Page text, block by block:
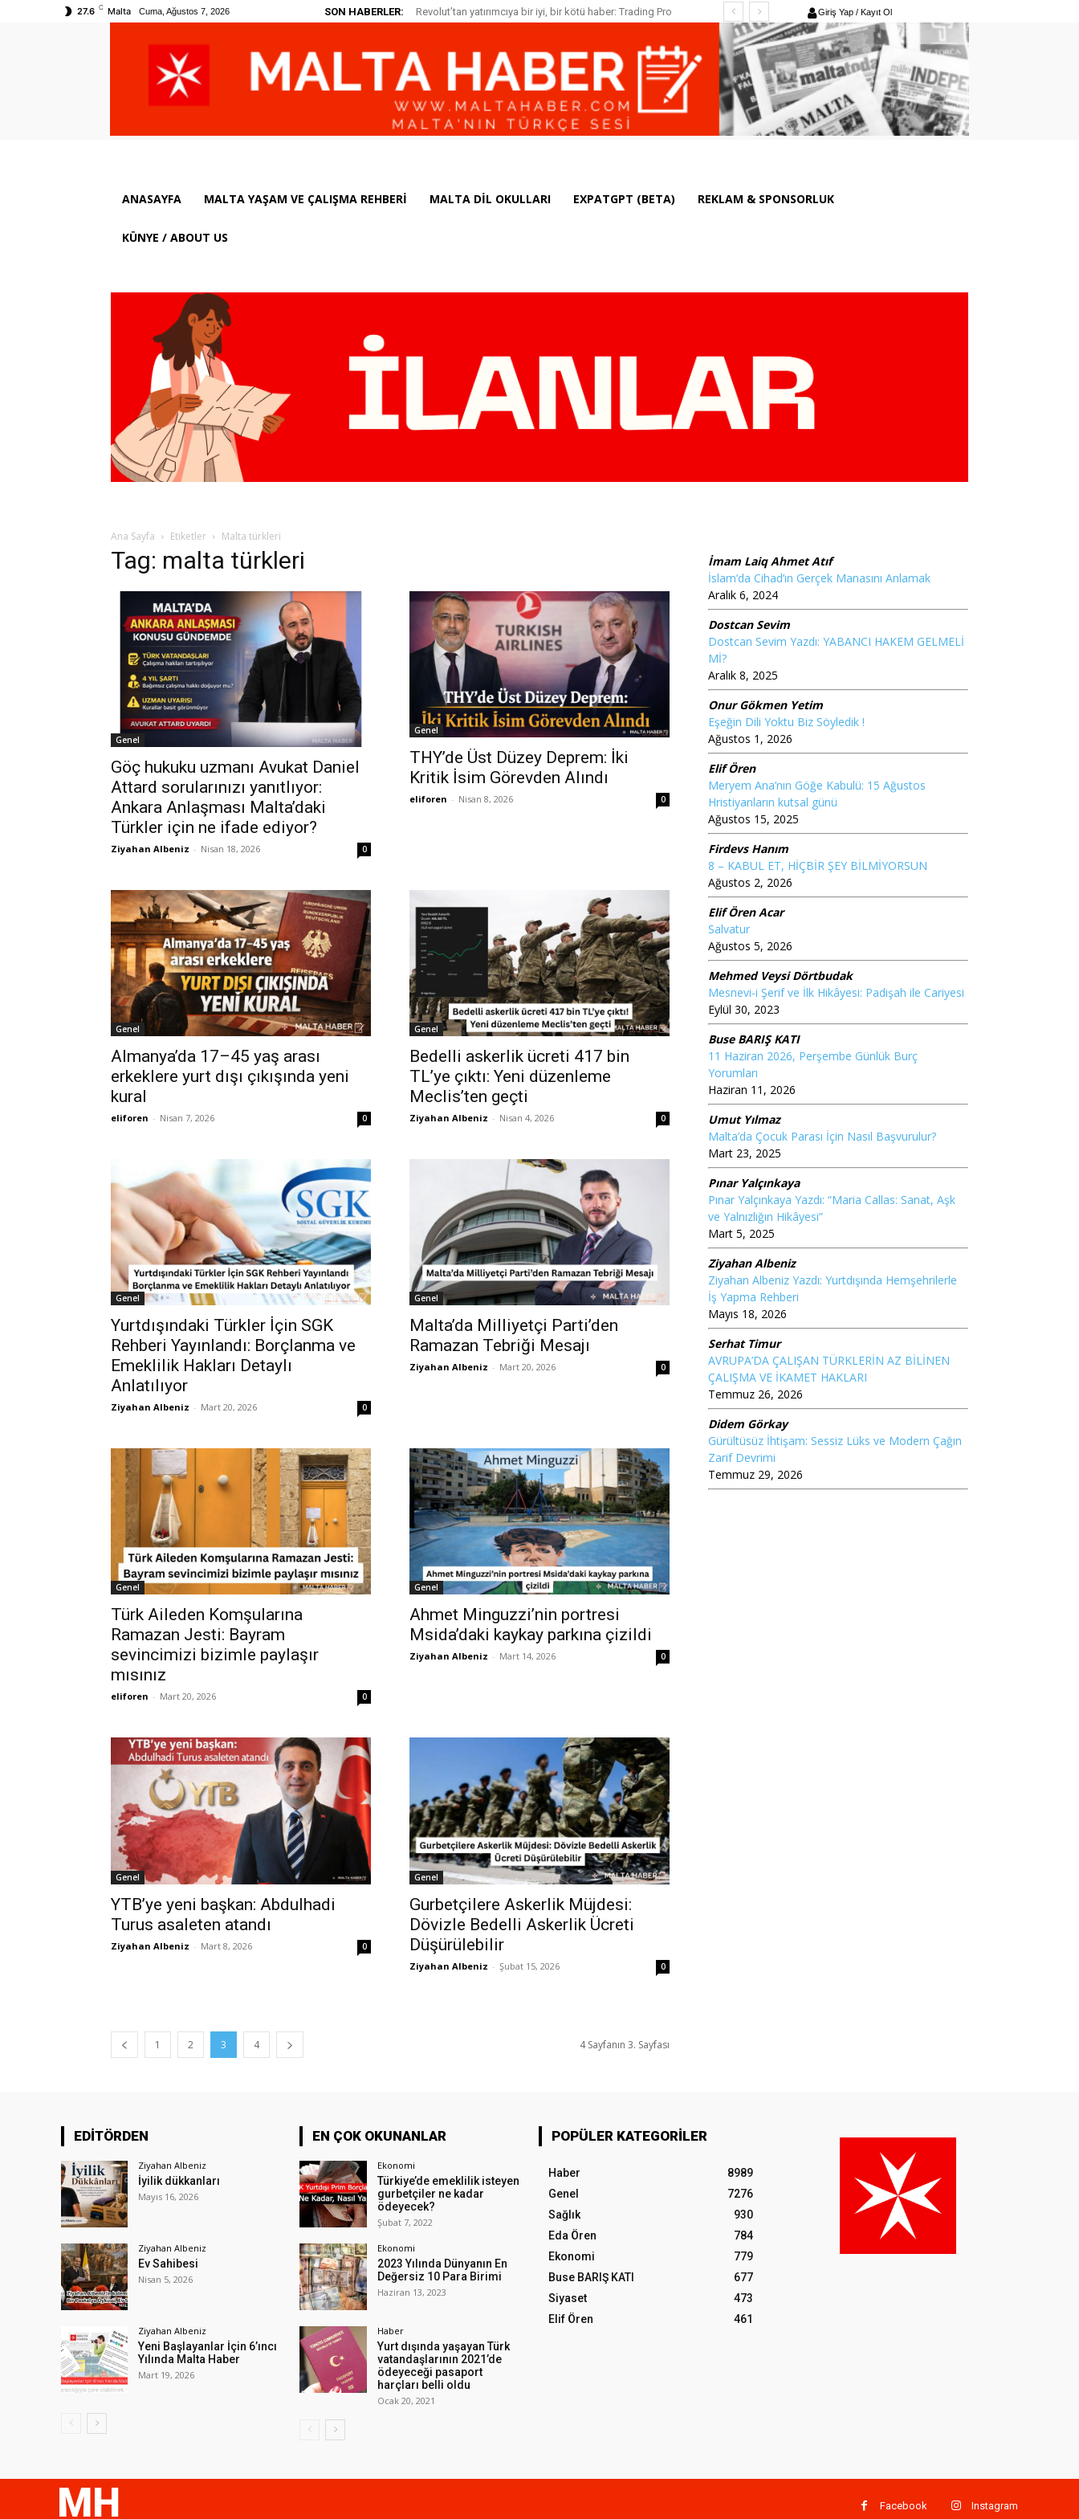
27.6 C Malta Cuma, Ağustos 7, 2026 SON HABERLER:
Revolut’tan yatırımcıya bir iyi, bir kötü haber: Trading Pro
Giriş Yap / Kayıt Ol
ANASAYFA MALTA YAŞAM VE ÇALIŞMA REHBERI MALTA DIL OKULLARI EXPATGPT (BETA) REKLAM & SPONSORLUK
KÜNYE / ABOUT US
Ana Sayfa Etiketler Malta türkleri
Tag: malta türkleri
Genel
Göç hukuku uzmanı Avukat Daniel
Attard sorularınızı yanıtlıyor:
Ankara Anlaşması Malta’daki
Türkler için ne ifade ediyor?
Ziyahan Albeniz - Nisan 18, 2026 0
Genel
THY’de Üst Düzey Deprem: İki
Kritik İsim Görevden Alındı
eliforen - Nisan 8, 2026 0
Genel
Almanya’da 17–45 yaş arası
erkeklere yurt dışı çıkışında yeni
kural
eliforen - Nisan 7, 2026 0
Genel
Bedelli askerlik ücreti 417 bin
TL’ye çıktı: Yeni düzenleme
Meclis’ten geçti
Ziyahan Albeniz - Nisan 4, 2026 0
Genel
Yurtdışındaki Türkler İçin SGK
Rehberi Yayınlandı: Borçlanma ve
Emeklilik Hakları Detaylı
Anlatılıyor
Ziyahan Albeniz - Mart 20, 2026 0
Genel
Malta’da Milliyetçi Parti’den
Ramazan Tebriği Mesajı
Ziyahan Albeniz - Mart 20, 2026 0
Genel
Türk Aileden Komşularına
Ramazan Jesti: Bayram
sevincimizi bizimle paylaşır
mısınız
eliforen - Mart 20, 2026 0
Genel
Ahmet Minguzzi’nin portresi
Msida’daki kaykay parkına çizildi
Ziyahan Albeniz - Mart 14, 2026 0
Genel
YTB’ye yeni başkan: Abdulhadi
Turus asaleten atandı
Ziyahan Albeniz - Mart 8, 2026 0
Genel
Gurbetçilere Askerlik Müjdesi:
Dövizle Bedelli Askerlik Ücreti
Düşürülebilir
Ziyahan Albeniz - Şubat 15, 2026 0
1 2 3 4 4 Sayfanın 3. Sayfası
İmam Laiq Ahmet Atıf
İslam’da Cihad’ın Gerçek Manasını Anlamak
Aralık 6, 2024
Dostcan Sevim
Dostcan Sevim Yazdı: YABANCI HAKEM GELMELİ
Mİ?
Aralık 8, 2025
Onur Gökmen Yetim
Eşeğin Dili Yoktu Biz Söyledik !
Ağustos 1, 2026
Elif Ören
Meryem Ana’nın Göğe Kabulü: 15 Ağustos
Hristiyanların kutsal günü
Ağustos 15, 2025
Firdevs Hanım
8 – KABUL ET, HİÇBİR ŞEY BİLMİYORSUN
Ağustos 2, 2026
Elif Ören Acar
Salvatur
Ağustos 5, 2026
Mehmed Veysi Dörtbudak
Mesnevi-i Şerif ve İlk Hikâyesi: Padişah ile Cariyesi
Eylül 30, 2023
Buse BARIŞ KATI
11 Haziran 2026, Perşembe Günlük Burç
Yorumları
Haziran 11, 2026
Umut Yılmaz
Malta’da Çocuk Parası İçin Nasıl Başvurulur?
Mart 23, 2025
Pınar Yalçınkaya
Pınar Yalçınkaya Yazdı: “Maria Callas: Sanat, Aşk
ve Yalnızlığın Hikâyesi”
Mart 5, 2025
Ziyahan Albeniz
Ziyahan Albeniz Yazdı: Yurtdışında Hemşehrilerle
İş Yapma Rehberi
Mayıs 18, 2026
Serhat Timur
AVRUPA’DA ÇALIŞAN TÜRKLERİN AZ BİLİNEN
ÇALIŞMA VE İKAMET HAKLARI
Temmuz 26, 2026
Didem Görkay
Gürültüsüz İhtişam: Sessiz Lüks ve Modern Çağın
Zarif Devrimi
Temmuz 29, 2026
EDİTÖRDEN
Ziyahan Albeniz
İyilik dükkanları
Mayıs 16, 2026
Ziyahan Albeniz
Ev Sahibesi
Nisan 5, 2026
Ziyahan Albeniz
Yeni Başlayanlar İçin 6’ıncı
Yılında Malta Haber
Mart 19, 2026
EN ÇOK OKUNANLAR
Ekonomi
Türkiye’de emeklilik isteyen
gurbetçiler ne kadar
ödeyecek?
Şubat 7, 2022
Ekonomi
2023 Yılında Dünyanın En
Değersiz 10 Para Birimi
Haziran 13, 2023
Haber
Yurt dışında yaşayan Türk
vatandaşlarının 2021’de
ödeyeceği pasaport
harçları belli oldu
Ocak 20, 2021
POPÜLER KATEGORILER
Haber
8989
Genel
7276
Sağlık
930
Eda Ören
784
Ekonomi
779
Buse BARIŞ KATI
677
Siyaset
473
Elif Ören
461
MH Facebook Instagram